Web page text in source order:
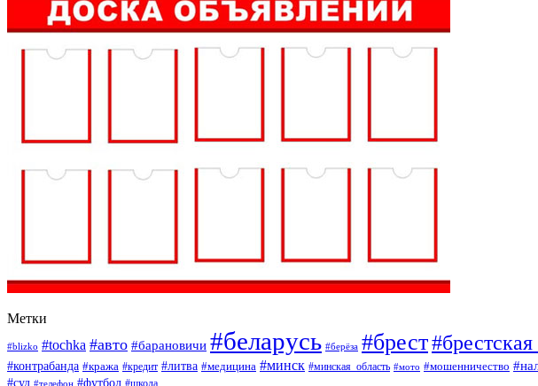
Метки
#blizko #tochka #авто #барановичи #беларусь #берёза #брест
#контрабанда #кража #кредит #литва #медицина #минск #минская_область #мото #мошенничество
#суд #телефон #футбол #школа